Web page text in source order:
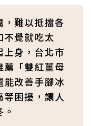
，難以抵擋各
不覺就吃太
上身，台北市
薦「雙紅薑母
能改善手腳冰
困擾，讓人